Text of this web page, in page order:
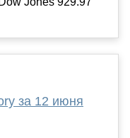
за 12 июня